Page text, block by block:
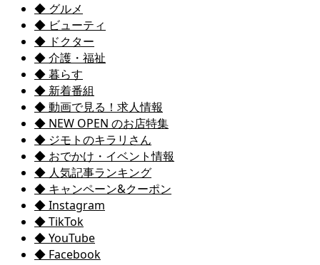
◆ グルメ
◆ ビューティ
◆ ドクター
◆ 介護・福祉
◆ 暮らす
◆ 新着番組
◆ 動画で見る！求人情報
◆ NEW OPEN のお店特集
◆ ジモトのキラリさん
◆ おでかけ・イベント情報
◆ 人気記事ランキング
◆ キャンペーン&クーポン
◆ Instagram
◆ TikTok
◆ YouTube
◆ Facebook